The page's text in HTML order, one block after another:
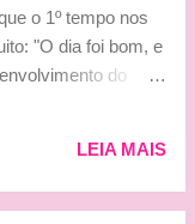
o 1º tempo nos
"O dia foi bom, e
do
isso, é difícil de
apontar onde
LEIA MAIS